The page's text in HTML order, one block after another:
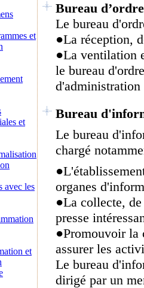
et
et
avec les
et
Bureau
Le bureau
●La réception,
●La ventilation
le bureau
d'administration
Bureau
Le bureau
chargé
●
organes
●La collecte,
presse
●Promouvoir la
assurer les
Le bureau
dirigé par un